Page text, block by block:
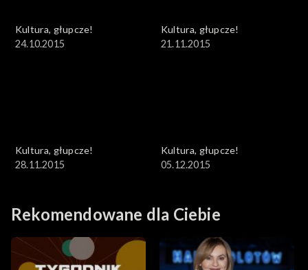
Kultura, głupcze!
24.10.2015
Kultura, głupcze!
21.11.2015
Kultura, głupcze!
28.11.2015
Kultura, głupcze!
05.12.2015
Rekomendowane dla Ciebie